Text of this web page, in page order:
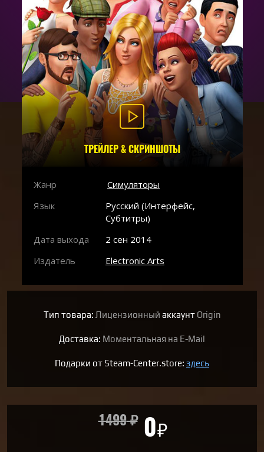
ТРЕЙЛЕР & СКРИНШОТЫ
Жанр
Симуляторы
Язык
Русский (Интерфейс,
Субтитры)
Дата выхода
2 сен 2014
Издатель
Electronic Arts
Тип товара: Лицензионный аккаунтOrigin
Доставка: Моментальная на E-Mail
Подарки от Steam-Center.store: здесь
1499₽ 0₽